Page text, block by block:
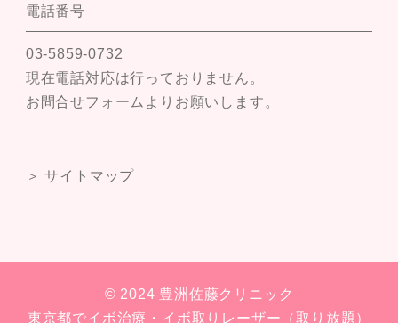
電話番号
03-5859-0732
現在電話対応は行っておりません。
お問合せフォームよりお願いします。
＞ サイトマップ
© 2024 豊洲佐藤クリニック
東京都でイボ治療・イボ取りレーザー（取り放題）